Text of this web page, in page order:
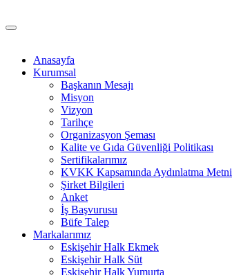
Anasayfa
Kurumsal
Başkanın Mesajı
Misyon
Vizyon
Tarihçe
Organizasyon Şeması
Kalite ve Gıda Güvenliği Politikası
Sertifikalarımız
KVKK Kapsamında Aydınlatma Metni
Şirket Bilgileri
Anket
İş Başvurusu
Büfe Talep
Markalarımız
Eskişehir Halk Ekmek
Eskişehir Halk Süt
Eskişehir Halk Yumurta